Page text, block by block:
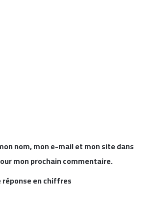
nom, mon e-mail et mon site dans
mon prochain commentaire.
en chiffres